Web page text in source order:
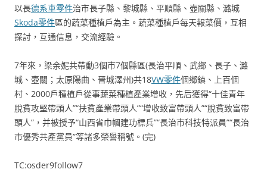
以長德系車零件治市長子縣、黎城縣、平順縣、壺關縣、潞城
Skoda零件區的蔬菜種植戶為主。蔬菜種植戶每天報菜價，互相
探討，互通信息，交流經驗。
7年來，梁余妮共帶動3個市7個縣區(長治平順、武鄉、長子、潞
城、壺關；太原陽曲、晉城澤州)共18VW零件個鄉鎮、上百個
村、2000戶種植戶從事蔬菜種植產業增收，先后獲得“十佳青年
脫貧攻堅帶頭人”“扶貧產業帶頭人”“增收致富帶頭人”“脫貧致富帶
頭人”，并被授予“山西省巾幗建功標兵”“長治市科技特派員”“長治
市優秀共產黨員”等諸多榮譽稱號。(完)
TC:osder9follow7